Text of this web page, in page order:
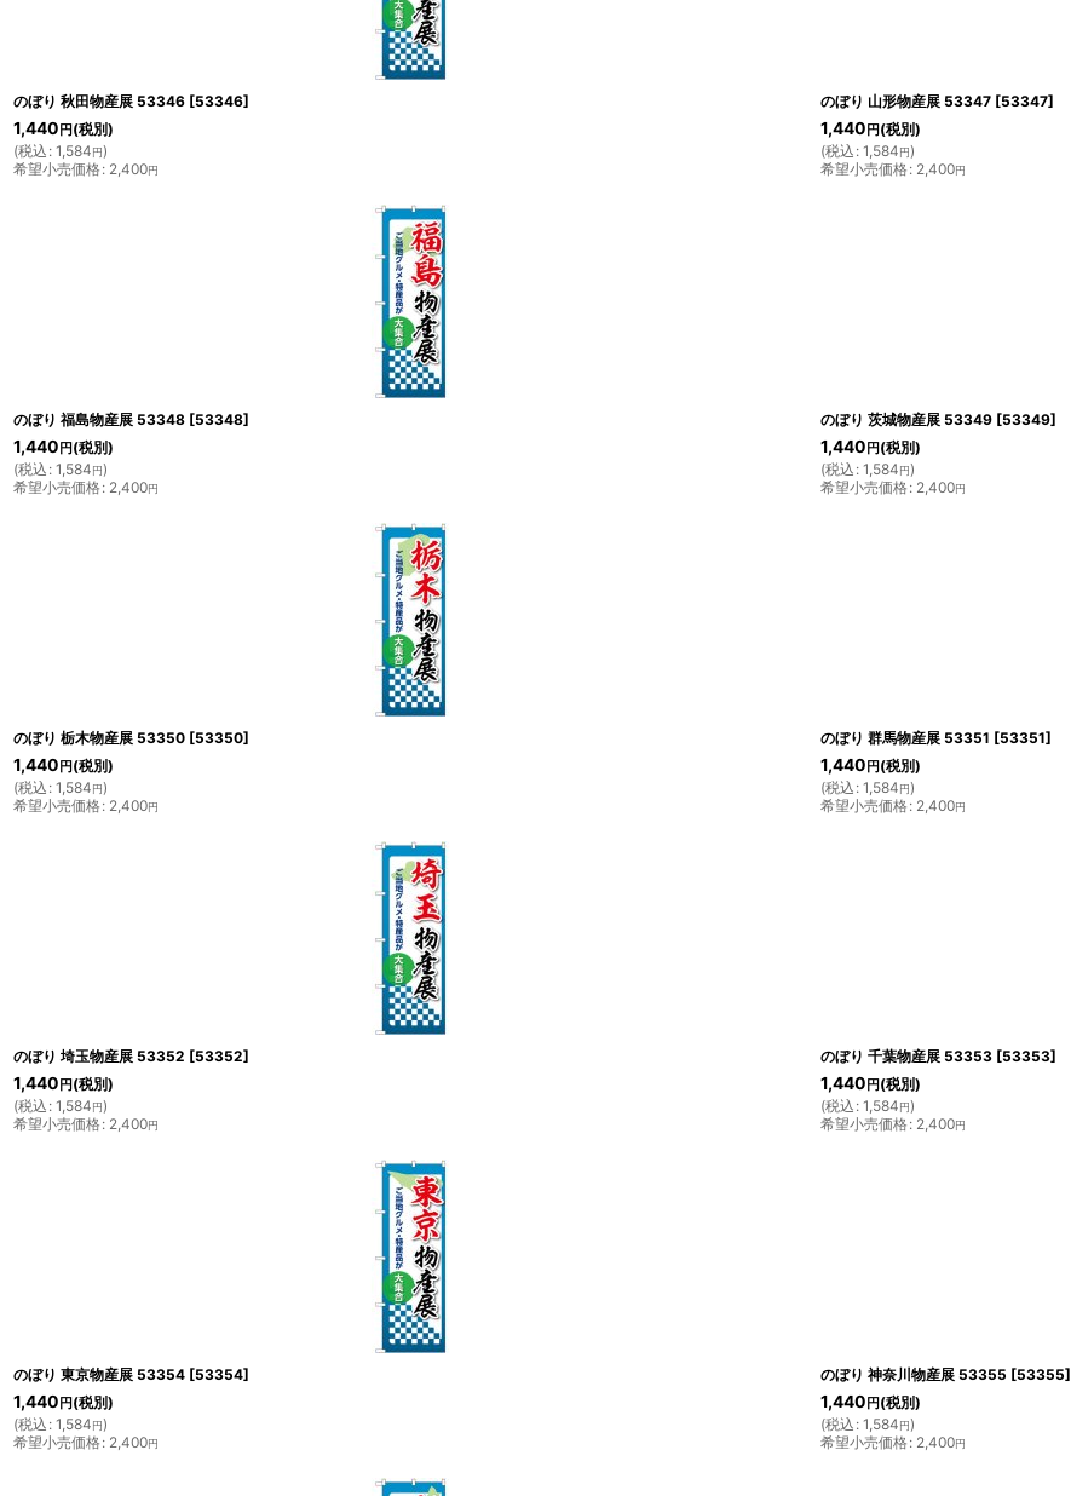
のぼり 秋田物産展 53346 [53346]
1,440 円 (税別)
(税込 : 1,584円)
希望小売価格: 2,400円
のぼり 山形物産展 53347 [53347]
1,440 円 (税別)
(税込 : 1,584円)
希望小売価格: 2,400円
のぼり 福島物産展 53348 [53348]
1,440 円 (税別)
(税込 : 1,584円)
希望小売価格: 2,400円
のぼり 茨城物産展 53349 [53349]
1,440 円 (税別)
(税込 : 1,584円)
希望小売価格: 2,400円
のぼり 栃木物産展 53350 [53350]
1,440 円 (税別)
(税込 : 1,584円)
希望小売価格: 2,400円
のぼり 群馬物産展 53351 [53351]
1,440 円 (税別)
(税込 : 1,584円)
希望小売価格: 2,400円
のぼり 埼玉物産展 53352 [53352]
1,440 円 (税別)
(税込 : 1,584円)
希望小売価格: 2,400円
のぼり 千葉物産展 53353 [53353]
1,440 円 (税別)
(税込 : 1,584円)
希望小売価格: 2,400円
のぼり 東京物産展 53354 [53354]
1,440 円 (税別)
(税込 : 1,584円)
希望小売価格: 2,400円
のぼり 神奈川物産展 53355 [53355]
1,440 円 (税別)
(税込 : 1,584円)
希望小売価格: 2,400円